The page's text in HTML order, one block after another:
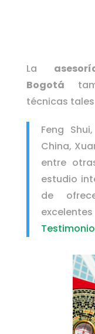
La
Bogotá
técnicas
Feng
China,
entre
estudio
de